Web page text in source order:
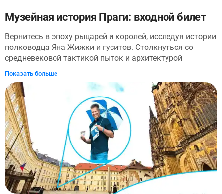
Музейная история Праги: входной билет
Вернитесь в эпоху рыцарей и королей, исследуя истории
полководца Яна Жижки и гуситов. Столкнуться со
средневековой тактикой пыток и архитектурой
Староместской ратуши и астрономических часов.
Поднимитесь на второй этаж и погрузитесь в более
темные главы истории Праги, от нацистской оккупации
до советской оккупации. Путешествие завершается на
третьем этаже, празднуя Бархатную революцию и
чешские глобальные достижения.
Показать больше